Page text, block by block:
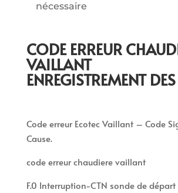
nécessaire
CODE ERREUR
VAILLANT
ENREGISTREMENT
Code erreur Ecotec Vaillant – Code
Cause.
code erreur chaudiere vaillant
F.0 Interruption-CTN sonde de départ